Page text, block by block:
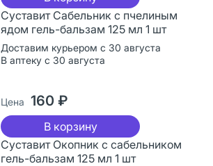
Суставит Сабельник с пчелиным
ядом гель-бальзам 125 мл 1 шт
Доставим курьером с 30 августа
В аптеку с 30 августа
Цена 160 ₽
В корзину
Суставит Окопник с сабельником
гель-бальзам 125 мл 1 шт